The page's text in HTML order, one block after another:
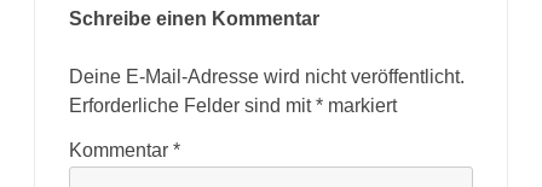
Schreibe einen Kommentar
Deine E-Mail-Adresse wird nicht veröffentlicht.
Erforderliche Felder sind mit* markiert
Kommentar *